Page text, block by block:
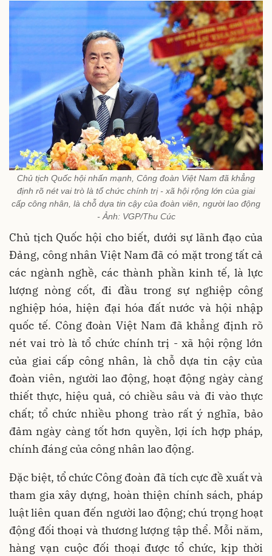
Chủ tịch Quốc hội nhấn mạnh, Công đoàn Việt Nam đã khẳng
định rõ nét vai trò là tổ chức chính trị - xã hội rộng lớn của giai
cấp công nhân, là chỗ dựa tin cậy của đoàn viên, người lao động
- Ảnh: VGP/Thu Cúc
Chủ tịch Quốc hội cho biết, dưới sự lãnh đạo của
Đảng, công nhân Việt Nam đã có mặt trong tất cả
các ngành nghề, các thành phần kinh tế, là lực
lượng nòng cốt, đi đầu trong sự nghiệp công
nghiệp hóa, hiện đại hóa đất nước và hội nhập
quốc tế. Công đoàn Việt Nam đã khẳng định rõ
nét vai trò là tổ chức chính trị - xã hội rộng lớn
của giai cấp công nhân, là chỗ dựa tin cậy của
đoàn viên, người lao động, hoạt động ngày càng
thiết thực, hiệu quả, có chiều sâu và đi vào thực
chất; tổ chức nhiều phong trào rất ý nghĩa, bảo
đảm ngày càng tốt hơn quyền, lợi ích hợp pháp,
chính đáng của công nhân lao động.
Đặc biệt, tổ chức Công đoàn đã tích cực đề xuất và
tham gia xây dựng, hoàn thiện chính sách, pháp
luật liên quan đến người lao động; chú trọng hoạt
động đối thoại và thương lượng tập thể. Mỗi năm,
hàng vạn cuộc đối thoại được tổ chức, kịp thời